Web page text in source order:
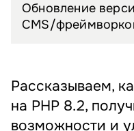
Обновление
CMS/
Рассказываем,
на PHP 8.2,
возможности и